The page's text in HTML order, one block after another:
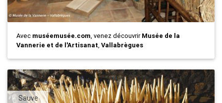
Avec muséemusée.com, venez découvrirMusée de la
Vannerie et de l'Artisanat, Vallabrègues
Sauve